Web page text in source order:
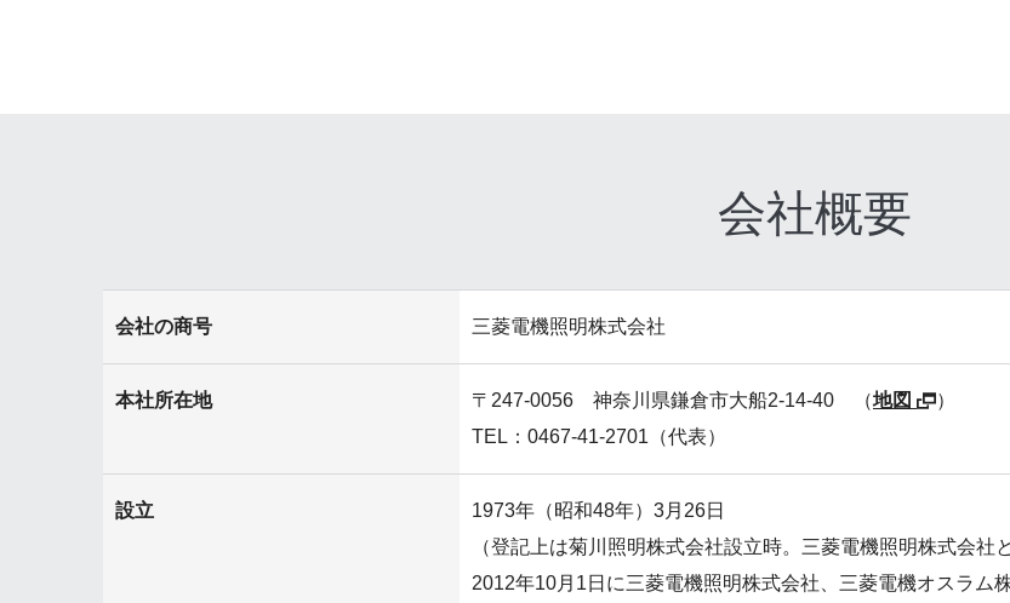
会社概要
会社の商号 三菱電機照明株式会社
本社所在地 〒247-0056 神奈川県鎌倉市大船2-14-40 （地図
）
TEL：0467-41-2701（代表）
設立
1973年（昭和48年）3月26日
（登記上は菊川照明株式会社設立時。三菱電機照明株式会社
2012年10月1日に三菱電機照明株式会社、三菱電機オスラム